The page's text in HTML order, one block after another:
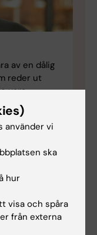
av en dålig
reder ut
vara
pengar leda
den är
använder vi
ska
hur
visa och spåra
från externa